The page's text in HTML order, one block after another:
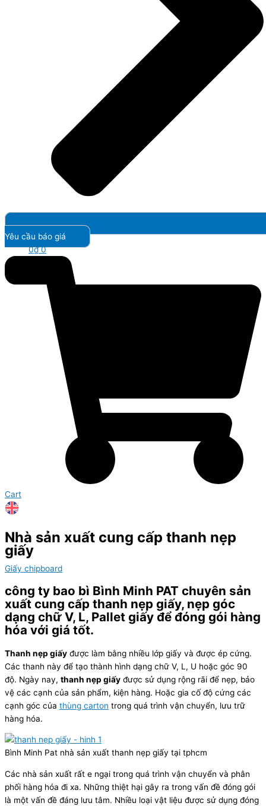
Yêu cầu báo giá
0₫ 0
Cart
Nhà sản xuất cung cấp thanh nẹp
giấy
Giấy chipboard
công ty bao bì Bình Minh PAT chuyên sản
xuất cung cấp thanh nẹp giấy, nẹp góc
dạng chữ V, L, Pallet giấy để đóng gói hàng
hóa với giá tốt.
Thanh nẹp giấy được làm bằng nhiều lớp giấy và được ép cứng.
Các thanh này để tạo thành hình dạng chữ V, L, U hoặc góc 90
độ. Ngày nay, thanh nẹp giấy được sử dụng rộng rãi để nẹp, bảo
vệ các cạnh của sản phẩm, kiện hàng. Hoặc gia cố độ cứng các
cạnh góc của thùng carton trong quá trình vận chuyển, lưu trữ
hàng hóa.
Bình Minh Pat nhà sản xuất thanh nẹp giấy tại tphcm
Các nhà sản xuất rất e ngại trong quá trình vận chuyển và phân
phối hàng hóa đi xa. Những thiệt hại gây ra trong vấn đề đóng gói
là một vấn đề đáng lưu tâm. Nhiều loại vật liệu được sử dụng đóng